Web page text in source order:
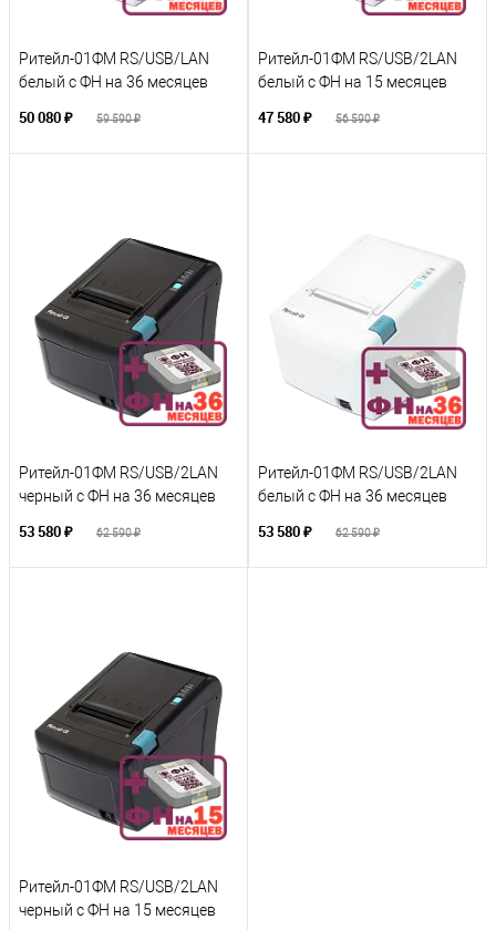
Ритейл-01ФМ RS/USB/LAN
белый с ФН на 36 месяцев
50 080 ₽ 59 590 ₽
Ритейл-01ФМ RS/USB/2LAN
белый с ФН на 15 месяцев
47 580 ₽ 56 590 ₽
Ритейл-01ФМ RS/USB/2LAN
черный с ФН на 36 месяцев
53 580 ₽ 62 590 ₽
Ритейл-01ФМ RS/USB/2LAN
белый с ФН на 36 месяцев
53 580 ₽ 62 590 ₽
Ритейл-01ФМ RS/USB/2LAN
черный с ФН на 15 месяцев